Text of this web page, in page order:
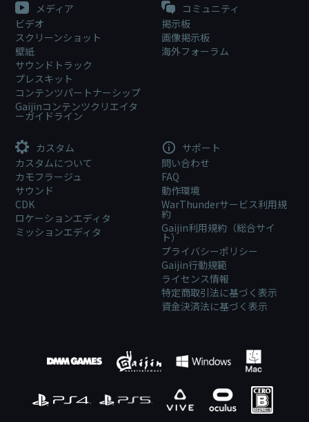
メディア
ビデオ
スクリーンショット
壁紙
サウンドトラック
プレスキット
コンテンツパートナーシップ
Gaijinコンテンツクリエイタ
ーガイドライン
コミュニティ
掲示板
画像掲示板
海外フォーラム
カスタム
カスタムについて
カモフラージュ
サウンド
CDK
ロケーションエディタ
ミッションエディタ
サポート
問い合わせ
FAQ
動作環境
WarThunderサービス利用規
約
Gaijin利用規約（総合サイ
ト）
プライバシーポリシー
Gaijin行動規範
ライセンス情報
特定商取引法に基づく表示
資金決済法に基づく表示